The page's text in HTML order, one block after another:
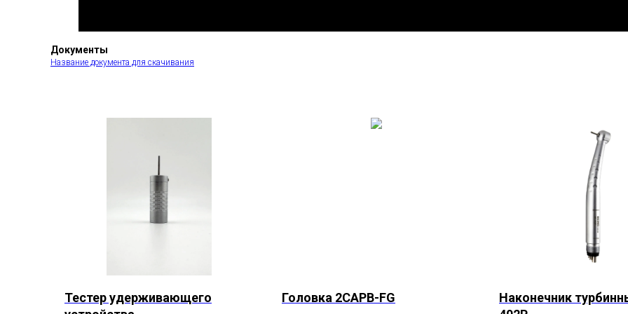
Документы
Название документа для скачивания
Тестер удерживающего
Головка 2САPB-FG
Наконечник